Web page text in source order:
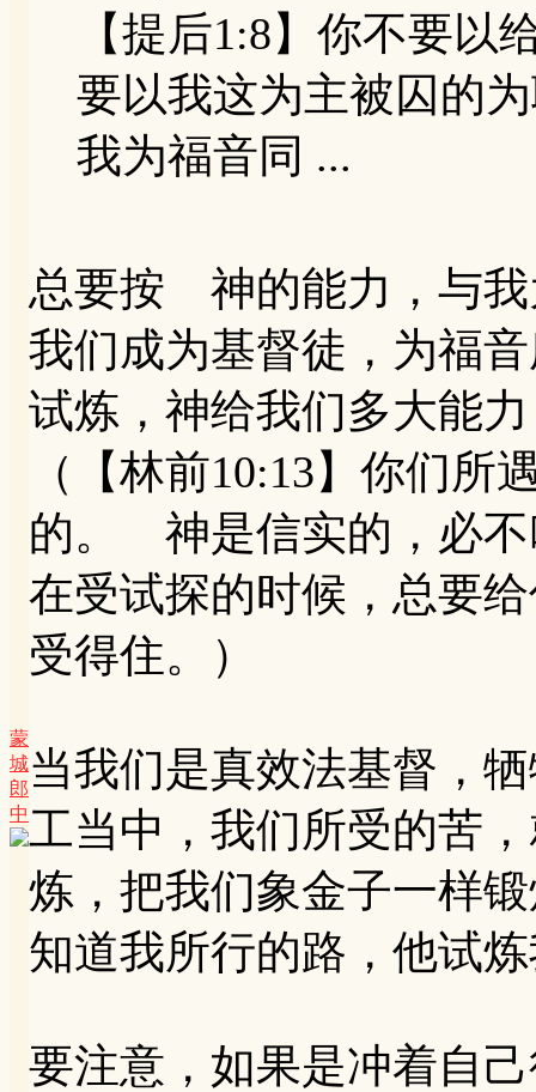
蒙
城
郎
中
【提后1:8】你不要以
要以我这为主被囚的
我为福音同 ...
总要按 神的能力，与我
我们成为基督徒，为福
试炼，神给我们多大能
（【林前10:13】你们
的。 神是信实的，必不
在受试探的时候，总要
受得住。）
当我们是真效法基督，
工当中，我们所受的苦
炼，把我们象金子一样
知道我所行的路，他试
要注意，如果是冲着自